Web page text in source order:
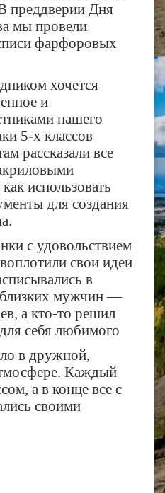
преддверии Дня
мы провели
фарфоровых
хочется
и
нашего
5-х классов
рассказали все
использовать
для создания
с удовольствием
свои идеи
в
мужчин —
а кто-то решил
себя любимого
в дружной,
Каждый
а в конце все с
своими